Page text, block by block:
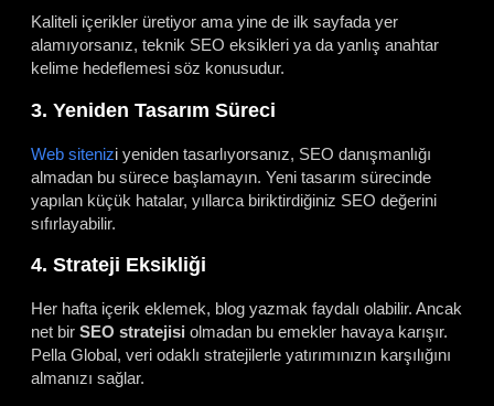
Kaliteli içerikler üretiyor ama yine de ilk sayfada yer
alamıyorsanız, teknik SEO eksikleri ya da yanlış anahtar
kelime hedeflemesi söz konusudur.
3. Yeniden Tasarım Süreci
Web sitenizi yeniden tasarlıyorsanız, SEO danışmanlığı
almadan bu sürece başlamayın. Yeni tasarım sürecinde
yapılan küçük hatalar, yıllarca biriktirdiğiniz SEO değerini
sıfırlayabilir.
4. Strateji Eksikliği
Her hafta içerik eklemek, blog yazmak faydalı olabilir. Ancak
net bir SEO stratejisi olmadan bu emekler havaya karışır.
Pella Global, veri odaklı stratejilerle yatırımınızın karşılığını
almanızı sağlar.